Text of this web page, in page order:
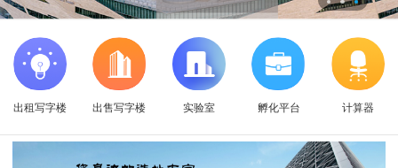
出租写字楼 出售写字楼 实验室 孵化平台 计算器